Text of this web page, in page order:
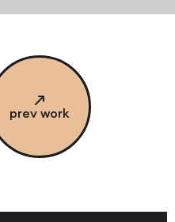
prev work